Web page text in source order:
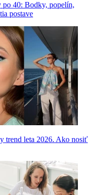
po 40: Bodky, popelín,
postave
trend leta 2026. Ako nosiť